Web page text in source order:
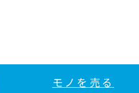
モノを売る